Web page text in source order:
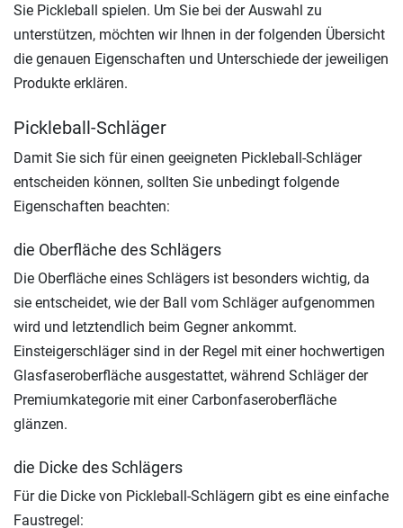
Sie Pickleball spielen. Um Sie bei der Auswahl zu
unterstützen, möchten wir Ihnen in der folgenden Übersicht
die genauen Eigenschaften und Unterschiede der jeweiligen
Produkte erklären.
Pickleball-Schläger
Damit Sie sich für einen geeigneten Pickleball-Schläger
entscheiden können, sollten Sie unbedingt folgende
Eigenschaften beachten:
die Oberfläche des Schlägers
Die Oberfläche eines Schlägers ist besonders wichtig, da
sie entscheidet, wie der Ball vom Schläger aufgenommen
wird und letztendlich beim Gegner ankommt.
Einsteigerschläger sind in der Regel mit einer hochwertigen
Glasfaseroberfläche ausgestattet, während Schläger der
Premiumkategorie mit einer Carbonfaseroberfläche
glänzen.
die Dicke des Schlägers
Für die Dicke von Pickleball-Schlägern gibt es eine einfache
Faustregel: